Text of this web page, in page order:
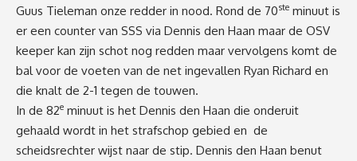
Guus Tieleman onze redder in nood. Rond de 70ste minuut is
er een counter van SSS via Dennis den Haan maar de OSV
keeper kan zijn schot nog redden maar vervolgens komt de
bal voor de voeten van de net ingevallen Ryan Richard en
die knalt de 2-1 tegen de touwen.
In de 82e minuut is het Dennis den Haan die onderuit
gehaald wordt in het strafschop gebied en de
scheidsrechter wijst naar de stip. Dennis den Haan benut